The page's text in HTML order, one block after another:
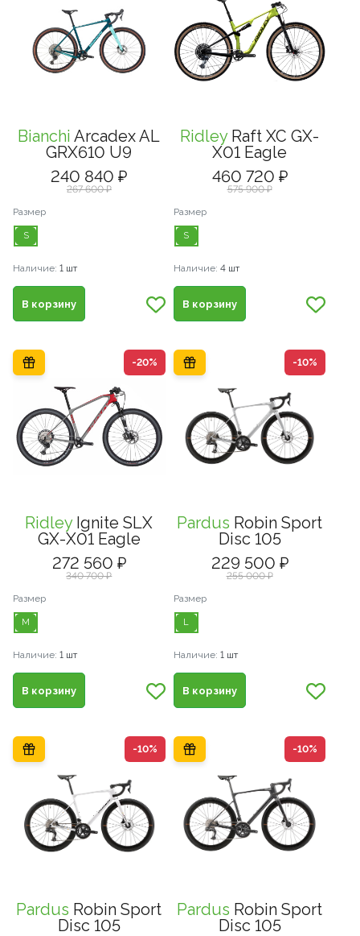
Bianchi Arcadex AL
GRX610 U9
267 600 ₽
240 840 ₽
Размер
S
Наличие: 1 шт
В корзину
RidleyRaft XC GX-
X01 Eagle
575 900 ₽
460 720 ₽
Размер
S
Наличие: 4 шт
В корзину
-20%
RidleyIgnite SLX
GX-X01 Eagle
340 700 ₽
272 560 ₽
Размер
M
Наличие: 1 шт
В корзину
-10%
Pardus Robin Sport
Disc 105
255 000 ₽
229 500 ₽
Размер
L
Наличие: 1 шт
В корзину
-10%
Pardus Robin Sport
Disc 105
-10%
Pardus Robin Sport
Disc 105